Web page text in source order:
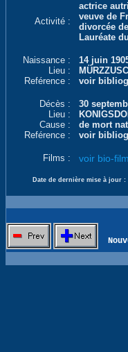
Activité :
actrice
veuve de
divorcée
Lauréate
Naissance :
14 juin
Lieu :
Reférence :
voir
Décès :
30
Lieu :
Cause :
de mort
Reférence :
voir
Films : voir bio-
Date de dernière mise à jour :